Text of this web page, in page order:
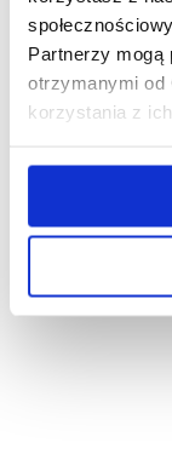
Partnerzy mogą
otrzymanymi od
korzystania z ich